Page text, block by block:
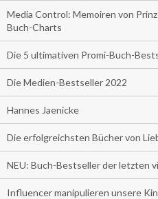
Media Control: Memoiren von
Buch-Charts
Die 5 ultimativen Promi-Buch-
Die Medien-Bestseller 2022
Hannes Jaenicke
Die erfolgreichsten Bücher von
NEU: Buch-Bestseller der letzten
Influencer manipulieren unsere